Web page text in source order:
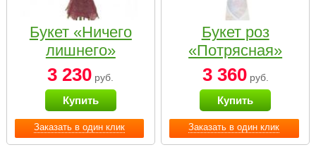
Заказать в один клик
Букет «Ничего
лишнего»
3 230 руб.
Купить
Заказать в один клик
Букет роз
«Потрясная»
3 360руб.
Купить